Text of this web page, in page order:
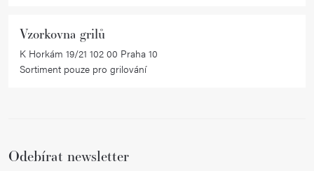
Vzorkovna grilů
K Horkám 19/21 102 00 Praha 10
Sortiment pouze pro grilování
Odebírat newsletter